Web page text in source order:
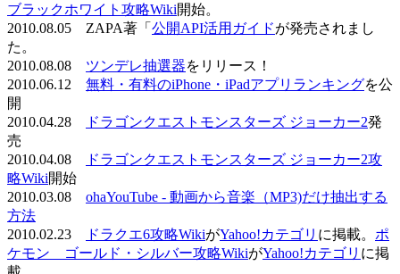
ブラックホワイト攻略Wiki開始。
2010.08.05 ZAPA著「 公開API活用ガイドが発売されまし
た。
2010.08.08 ツンデレ抽選器をリリース！
2010.06.12 無料・有料のiPhone・iPadアプリランキングを公
開
2010.04.28
ドラゴンクエストモンスターズ ジョーカー2発
売
2010.04.08
ドラゴンクエストモンスターズ ジョーカー2攻
略Wiki開始
2010.03.08 ohaYouTube - 動画から音楽（MP3)だけ抽出する
方法
2010.02.23
ドラクエ6攻略WikiがYahoo!カテゴリ に掲載。 ポ
ケモン ゴールド・シルバー攻略WikiがYahoo!カテゴリ に掲